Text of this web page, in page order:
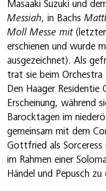
Masaaki Suzuki und
Messiah, in Bachs
Moll Messe mit
erschienen und wurde
ausgezeichnet). Als
trat sie beim
Den Haager Residentie
Erscheinung, während
Barocktagen im
gemeinsam mit dem
Gottfried als Sorceress
im Rahmen einer
Händel und Pepusch zu